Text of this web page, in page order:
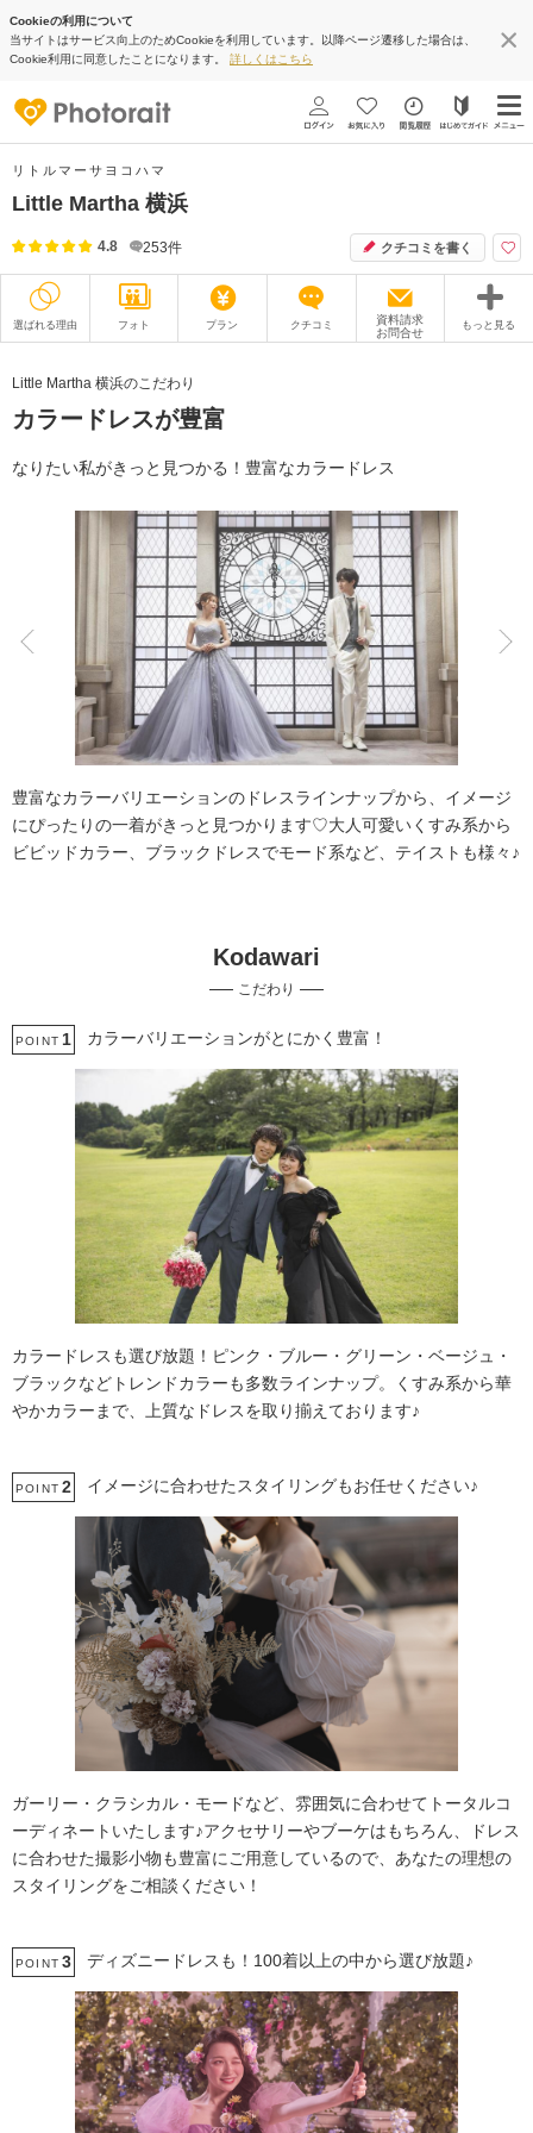
Cookieの利用について
当サイトはサービス向上のためCookieを利用しています。以降ページ遷移した場合は、
Cookie利用に同意したことになります。 詳しくはこちら
リトルマーサヨコハマ
Little Martha 横浜
4.8 253件 クチコミを書く
選ばれる理由 フォト プラン クチコミ
資料請求
お問合せ
もっと見る
衣装
オプション ブログ
アクセス/TEL スタジオトップ
こだわりポイント
豊富なドレス 豊富なカラードレス
自慢の修正技術
人気スポットでの撮影
庭園での撮影
ソロウエディング
衣装の試着
女性フォトグラファー
Little Martha 横浜のこだわり
カラードレスが豊富
なりたい私がきっと見つかる！豊富なカラードレス
豊富なカラーバリエーションのドレスラインナップから、イメージ
にぴったりの一着がきっと見つかります♡大人可愛いくすみ系から
ビビッドカラー、ブラックドレスでモード系など、テイストも様々♪
Kodawari
こだわり
POINT 1 カラーバリエーションがとにかく豊富！
カラードレスも選び放題！ピンク・ブルー・グリーン・ベージュ・
ブラックなどトレンドカラーも多数ラインナップ。くすみ系から華
やかカラーまで、上質なドレスを取り揃えております♪
POINT 2 イメージに合わせたスタイリングもお任せください♪
ガーリー・クラシカル・モードなど、雰囲気に合わせてトータルコ
ーディネートいたします♪アクセサリーやブーケはもちろん、ドレス
に合わせた撮影小物も豊富にご用意しているので、あなたの理想の
スタイリングをご相談ください！
POINT 3 ディズニードレスも！100着以上の中から選び放題♪